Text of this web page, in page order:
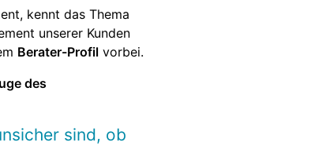
kennt das Thema
unserer Kunden
Berater-Profil vorbei.
des
sind, ob